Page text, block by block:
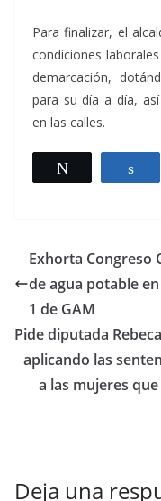
Para finalizar, el
condiciones
demarcación,
para su día a día,
en las calles.
Exhorta Congreso
de agua potable
1 de GAM
Pide diputada
aplicando las
a las mujeres
Deja una